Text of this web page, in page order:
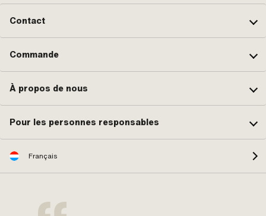
Contact
Commande
À propos de nous
Pour les personnes responsables
Français